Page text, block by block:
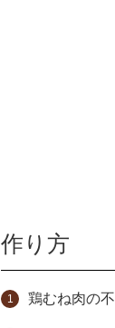
作り方
鶏むね肉の